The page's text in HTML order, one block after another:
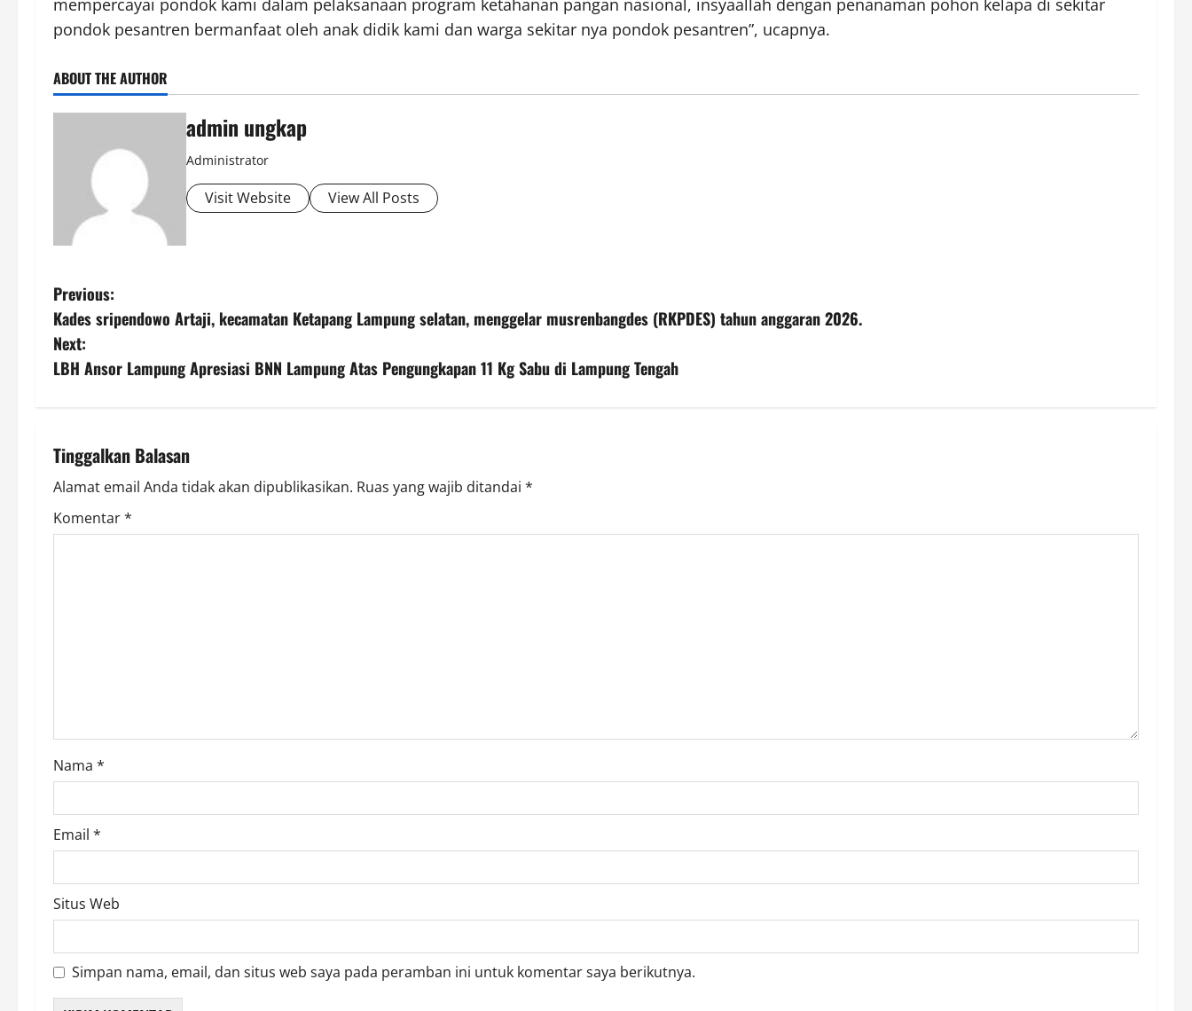
mempercayai pondok kami dalam pelaksanaan program ketahanan pangan nasional, insyaallah dengan penanaman pohon kelapa di sekitar
pondok pesantren bermanfaat oleh anak didik kami dan warga sekitar nya pondok pesantren”, ucapnya.
ABOUT THE AUTHOR
admin ungkap
Administrator
Visit Website View All Posts
P
o
s
n
a
v
o
n
Previous:
Kades sripendowo Artaji, kecamatan Ketapang Lampung selatan, menggelar musrenbangdes (RKPDES) tahun anggaran 2026.
Next:
LBH Ansor Lampung Apresiasi BNN Lampung Atas Pengungkapan 11 Kg Sabu di Lampung Tengah
Tinggalkan Balasan
Alamat email Anda tidak akan dipublikasikan. Ruas yang wajib ditandai *
Komentar*
Nama *
Email *
Situs Web
Simpan nama, email, dan situs web saya pada peramban ini untuk komentar saya berikutnya.